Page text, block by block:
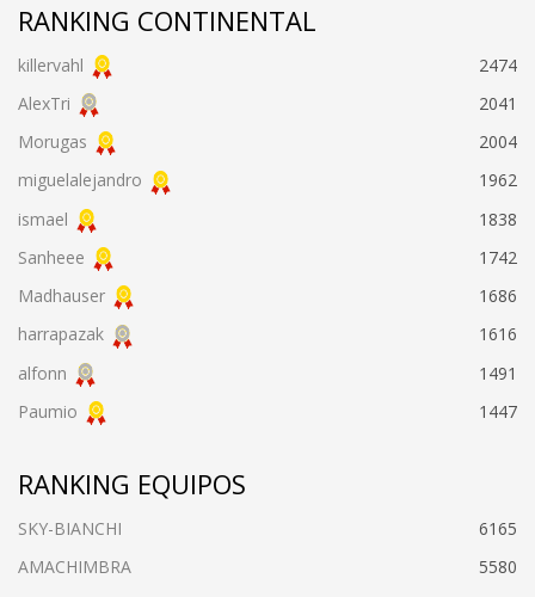
RANKING CONTINENTAL
killervahl
2474
AlexTri
2041
Morugas
2004
miguelalejandro
1962
ismael
1838
Sanheee
1742
Madhauser
1686
harrapazak
1616
alfonn
1491
Paumio
1447
RANKING EQUIPOS
SKY-BIANCHI
6165
AMACHIMBRA
5580